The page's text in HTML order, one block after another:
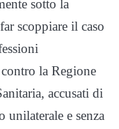
sotto la
scoppiare il caso
la Regione
accusati di
unilaterale e senza